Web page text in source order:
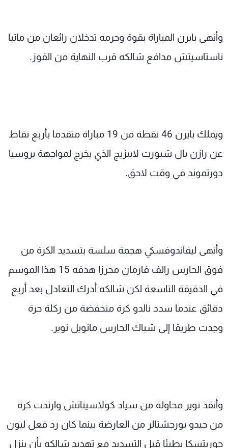
وأنهى بايرن المباراة بقوة وحرمه تدخلان رائعان من ماتيا
ناستاسيتش مدافع شالكه قرب النهاية من الفوز.
ويملك بايرن 46 نقطة من 19 مباراة متقدما بأربع نقاط
عن رازن بال شبورت لايبزيج الذي يخرج لمواجهة بروسيا
دورتموند في وقت لاحق.
وأنهى ليفاندوفسكي هجمة سلسة بتسديد الكرة من
فوق الحارس رالف فارمان محرزا هدفه 15 هذا الموسم
في الدقيقة التاسعة لكن شالكه أدرك التعادل بعد أربع
دقائق عندما سدد نالدو كرة منخفضة من ركلة حرة
وجدت طريقا إلى شباك الحارس مانويل نوير.
وأنقذ نوير محاولة من سياد كولاسيناتش وارتدت كرة
من جيدو بورجشتالر من العارضة بينما كان رد فعل ليون
جوريتسكا بطيئا قبل التسديد مع تهديد شالكه بأن ينزل